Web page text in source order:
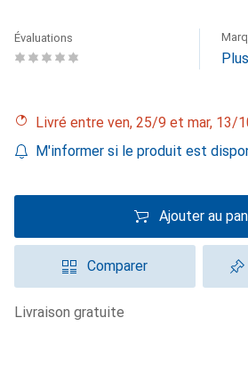
Évaluations
Livré entre ven, 25/9 et mar, 13/
M'informer si le produit est
Ajouter au
Comparer
livraison gratuite